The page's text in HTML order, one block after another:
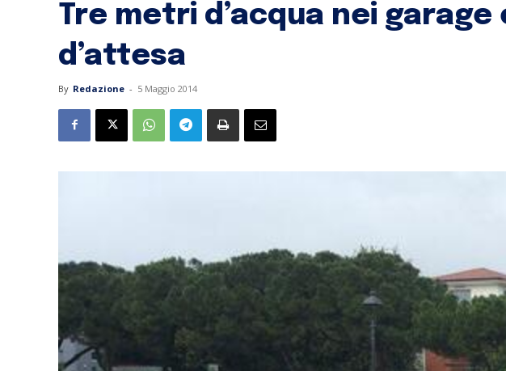
Tre metri d’acqua nei
d’attesa
By Redazione - 5 Maggio 2014